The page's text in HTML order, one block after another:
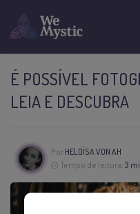
É POSSÍVEL
LEIA E DESCUBRA
Por HELOÍSA VON AH
Tempo de leitura: 3